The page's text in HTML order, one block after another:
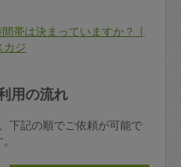
帯は決まっていますか？ |
カジ
用の流れ
下記の順でご依頼が可能で